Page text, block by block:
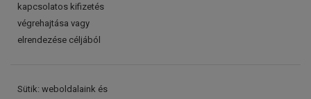
kapcsolatos kifizetés
végrehajtása vagy
elrendezése céljából
Sütik: weboldalaink és